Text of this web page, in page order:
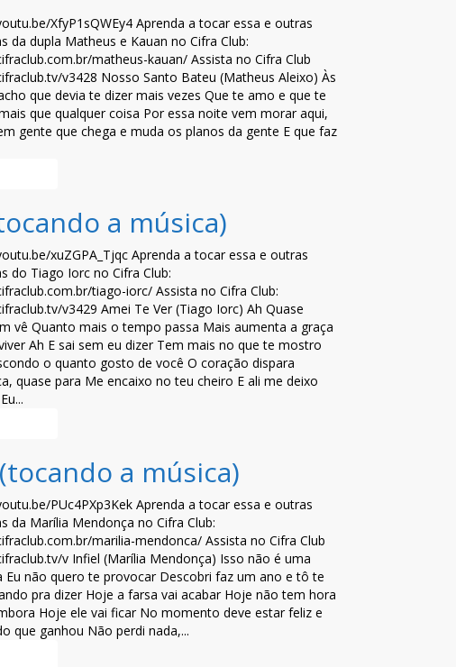
XfyP1sQWEy4 Aprenda a tocar essa e outras
da dupla Matheus e Kauan no Cifra Club:
matheus-kauan/ Assista no Cifra Club
v3428 Nosso Santo Bateu (Matheus Aleixo) Às
que devia te dizer mais vezes Que te amo e que te
que qualquer coisa Por essa noite vem morar aqui,
gente que chega e muda os planos da gente E que faz
a música)
xuZGPA_Tjqc Aprenda a tocar essa e outras
do Tiago Iorc no Cifra Club:
tiago-iorc/ Assista no Cifra Club:
v3429 Amei Te Ver (Tiago Iorc) Ah Quase
vê Quanto mais o tempo passa Mais aumenta a graça
Ah E sai sem eu dizer Tem mais no que te mostro
o quanto gosto de você O coração dispara
quase para Me encaixo no teu cheiro E ali me deixo
a música)
PUc4PXp3Kek Aprenda a tocar essa e outras
da Marília Mendonça no Cifra Club:
marilia-mendonca/ Assista no Cifra Club
v Infiel (Marília Mendonça) Isso não é uma
Eu não quero te provocar Descobri faz um ano e tô te
pra dizer Hoje a farsa vai acabar Hoje não tem hora
Hoje ele vai ficar No momento deve estar feliz e
que ganhou Não perdi nada,...